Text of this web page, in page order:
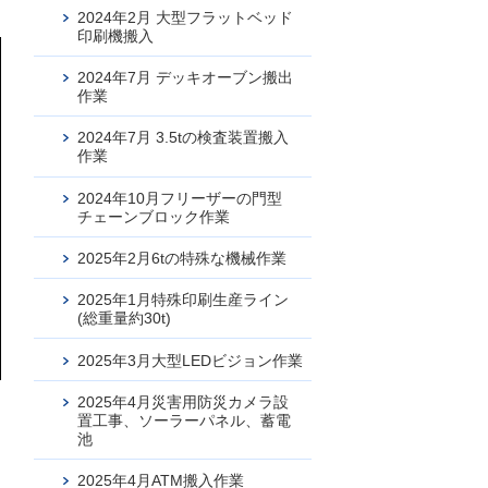
2024年2月 大型フラットベッド
印刷機搬入
2024年7月 デッキオーブン搬出
作業
2024年7月 3.5tの検査装置搬入
作業
2024年10月フリーザーの門型
チェーンブロック作業
2025年2月6tの特殊な機械作業
2025年1月特殊印刷生産ライン
(総重量約30t)
2025年3月大型LEDビジョン作業
2025年4月災害用防災カメラ設
置工事、ソーラーパネル、蓄電
池
2025年4月ATM搬入作業